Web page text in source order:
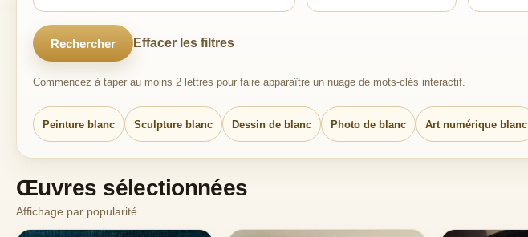
Rechercher Effacer les filtres
Commencez à taper au moins 2 lettres pour faire apparaître un nuage de mots-clés interactif.
Peinture blanc Sculpture blanc Dessin de blanc Photo de blanc Art numérique blanc
Œuvres sélectionnées
Affichage par popularité